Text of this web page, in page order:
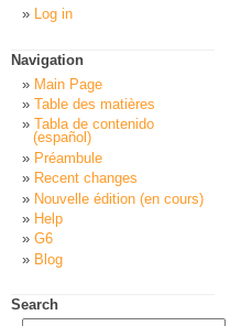
Log in
Navigation
Main Page
Table des matières
Tabla de contenido
(español)
Préambule
Recent changes
Nouvelle édition (en cours)
Help
G6
Blog
Search